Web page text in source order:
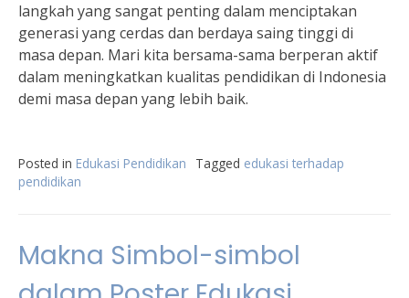
langkah yang sangat penting dalam menciptakan
generasi yang cerdas dan berdaya saing tinggi di
masa depan. Mari kita bersama-sama berperan aktif
dalam meningkatkan kualitas pendidikan di Indonesia
demi masa depan yang lebih baik.
Posted in Edukasi Pendidikan Tagged edukasi terhadap
pendidikan
Makna Simbol-simbol